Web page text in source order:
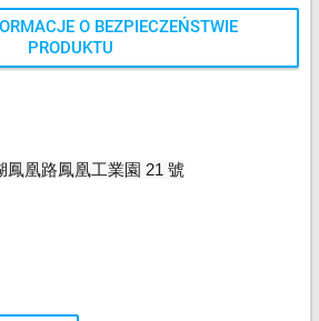
O BEZPIECZEŃSTWIE
PRODUKTU
凰路鳳凰工業園 21 號